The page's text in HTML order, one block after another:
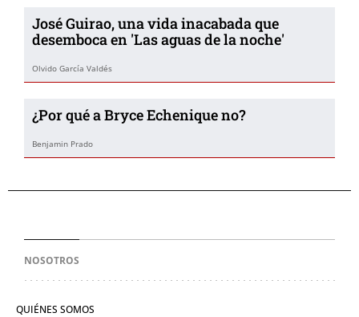
José Guirao, una vida inacabada que
desemboca en 'Las aguas de la noche'
Olvido García Valdés
¿Por qué a Bryce Echenique no?
Benjamin Prado
NOSOTROS
QUIÉNES SOMOS